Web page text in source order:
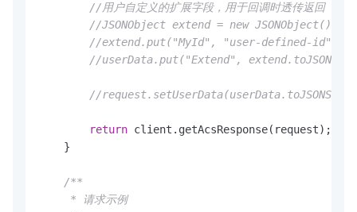
//用户自定义的扩展字段，用于回调时透传返回
//JSONObject extend = new JSONObject();
//extend.put("MyId", "user-defined-id");
//userData.put("Extend",
//
return client.getAcsResponse(request);
    }
/**
     * 请求示例